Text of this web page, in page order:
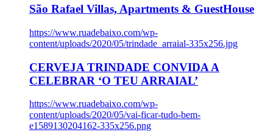
São Rafael Villas, Apartments & GuestHouse
https://www.ruadebaixo.com/wp-
content/uploads/2020/05/trindade_arraial-335x256.jpg
CERVEJA TRINDADE CONVIDA A
CELEBRAR ‘O TEU ARRAIAL’
https://www.ruadebaixo.com/wp-
content/uploads/2020/05/vai-ficar-tudo-bem-
e1589130204162-335x256.png